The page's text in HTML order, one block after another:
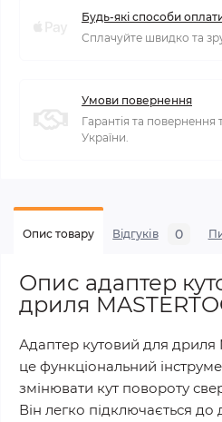
Будь-які способи
Сплачуйте швидко та
Умови повернення
Гарантія та повернення
України.
Опис товару Відгуків 0
Опис адаптер
дриля
Адаптер кутовий для дриля
це функціональний
змінювати кут повороту
Він легко підключається